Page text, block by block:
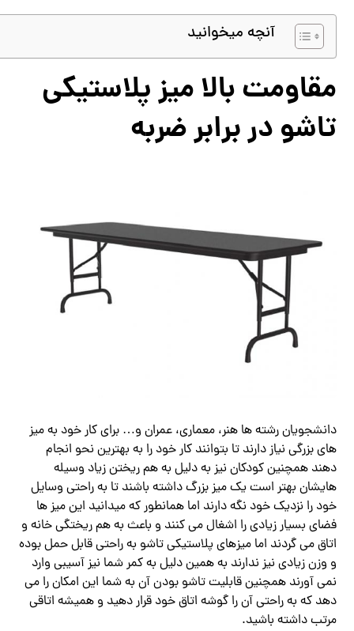
آنچه میخوانید
مقاومت بالا میز پلاستیکی
تاشو در برابر ضربه
دانشجویان رشته ها هنر، معماری، عمران و… برای کار خود به میز
های بزرگی نیاز دارند تا بتوانند کار خود را به بهترین نحو انجام
دهند همچنین کودکان نیز به دلیل به هم ریختن زیاد وسیله
هایشان بهتر است یک میز بزرگ داشته باشند تا به راحتی وسایل
خود را نزدیک خود نگه دارند اما همانطور که میدانید این میز ها
فضای بسیار زیادی را اشغال می کنند و باعث به هم ریختگی خانه و
اتاق می گردند اما میزهای پلاستیکی تاشو به راحتی قابل حمل بوده
و وزن زیادی نیز ندارند به همین دلیل به کمر شما نیز آسیبی وارد
نمی آورند همچنین قابلیت تاشو بودن آن به شما این امکان را می
دهد که به راحتی آن را گوشه اتاق خود قرار دهید و همیشه اتاقی
مرتب داشته باشید.